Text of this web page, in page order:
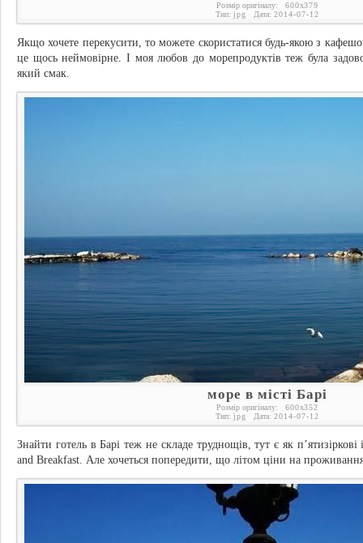
Розмір оригіналу: 600x379
Тип: jpg Дата: 2014-07-12
Якщо хочете перекусити, то можете скористатися будь-якою з
це щось неймовірне. І моя любов до морепродуктів теж була
який смак.
море в місті Барі
Розмір оригіналу: 600x352
Тип: jpg Дата: 2014-07-12
Знайти готель в Барі теж не складе труднощів, тут є як п’ятизіркові
and Breakfast. Але хочеться попередити, що літом ціни на